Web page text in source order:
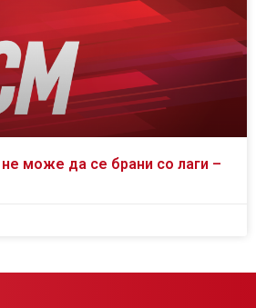
може да се брани со лаги –